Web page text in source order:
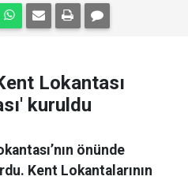
Lokantası
kuruldu
önünde
Kent Lokantalarının